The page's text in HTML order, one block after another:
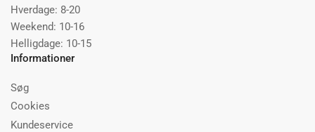
Hverdage: 8-20
Weekend: 10-16
Helligdage: 10-15
Informationer
Søg
Cookies
Kundeservice